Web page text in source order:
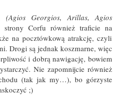
(Agios Georgios, Arillas, Agios
Corfu również traficie na
na pocztówkową atrakcję, czyli
Drogi są jednak koszmarne, więc
i dobrą nawigację, bowiem
Nie zapomnijcie również
(tak jak my…), bo górzyste
;)